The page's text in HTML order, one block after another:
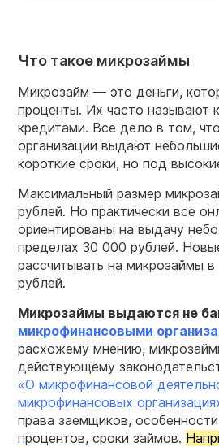
Что такое микрозаймы
Микрозайм — это деньги,
проценты. Их часто называют
кредитами. Все дело в том,
организации выдают
короткие сроки, но под
Максимальный размер
рублей. Но практически все
ориентированы на выдачу
пределах 30 000 рублей.
рассчитывать на микрозаймы
рублей.
Микрозаймы выдаются не
микрофинансовыми
расхожему мнению,
действующему
«О микрофинансовой
микрофинансовых
права заемщиков,
процентов, сроки займов.